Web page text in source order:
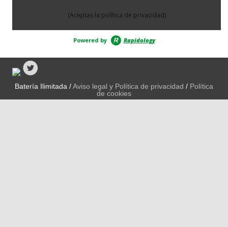
(Aceptas la política de privacidad)
Powered by Rapidology
Batería Ilimitada /Aviso legal y Política de privacidad / Política
de cookies